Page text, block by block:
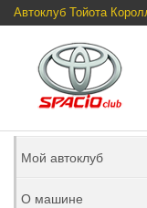
Автоклуб Тойота
Мой автоклуб
О машине